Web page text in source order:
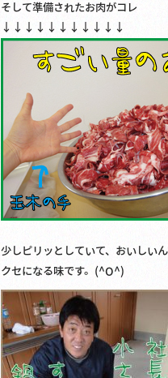
そして準備されたお肉がコレ
↓↓↓↓↓↓↓↓↓↓↓
少しピリッとしていて、おいしいん
クセになる味です。(^O^)